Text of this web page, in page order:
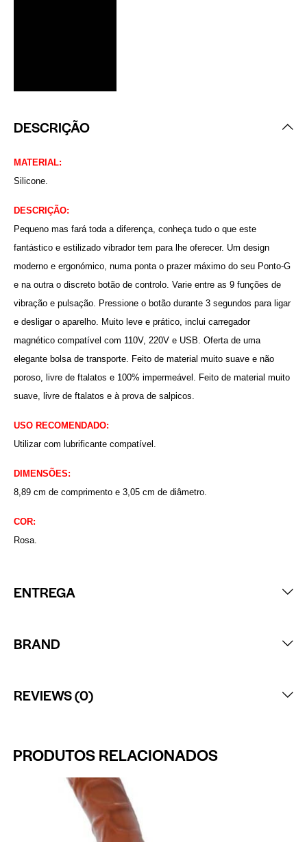
DESCRIÇÃO
MATERIAL:
Silicone.
DESCRIÇÃO:
Pequeno mas fará toda a diferença, conheça tudo o que este
fantástico e estilizado vibrador tem para lhe oferecer. Um design
moderno e ergonómico, numa ponta o prazer máximo do seu Ponto-G
e na outra o discreto botão de controlo. Varie entre as 9 funções de
vibração e pulsação. Pressione o botão durante 3 segundos para ligar
e desligar o aparelho. Muito leve e prático, inclui carregador
magnético compatível com 110V, 220V e USB. Oferta de uma
elegante bolsa de transporte. Feito de material muito suave e não
poroso, livre de ftalatos e 100% impermeável. Feito de material muito
suave, livre de ftalatos e à prova de salpicos.
USO RECOMENDADO:
Utilizar com lubrificante compatível.
DIMENSÕES:
8,89 cm de comprimento e 3,05 cm de diâmetro.
COR:
Rosa.
ENTREGA
BRAND
REVIEWS (0)
PRODUTOS RELACIONADOS